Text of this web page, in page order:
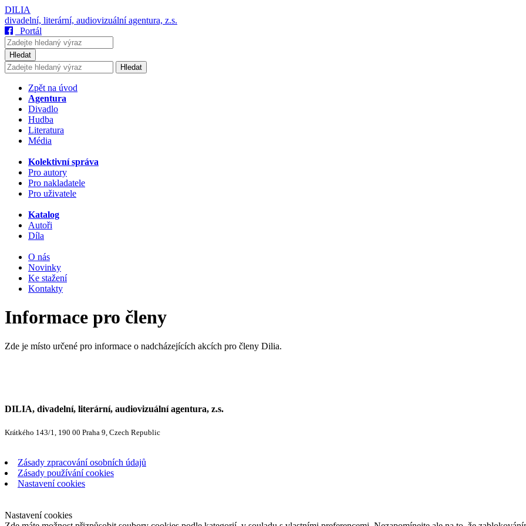
DILIA
divadelní, literární, audiovizuální agentura, z.s.
Portál
Hledat
Hledat
Zpět na úvod
Agentura
Divadlo
Hudba
Literatura
Média
Kolektivní správa
Pro autory
Pro nakladatele
Pro uživatele
Katalog
Autoři
Díla
O nás
Novinky
Ke stažení
Kontakty
Informace pro členy
Zde je místo určené pro informace o nadcházejících akcích pro členy Dilia.
DILIA, divadelní, literární, audiovizuální agentura, z.s.
Krátkého 143/1, 190 00 Praha 9, Czech Republic
Zásady zpracování osobních údajů
Zásady používání cookies
Nastavení cookies
Nastavení cookies